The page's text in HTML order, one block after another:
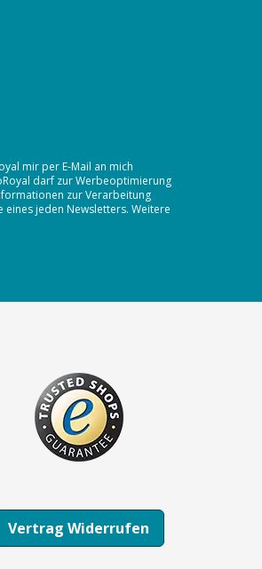
mir per E-Mail an mich
darf zur Werbeoptimierung
zur Verarbeitung
jeden Newsletters. Weitere
Vertrag Widerrufen